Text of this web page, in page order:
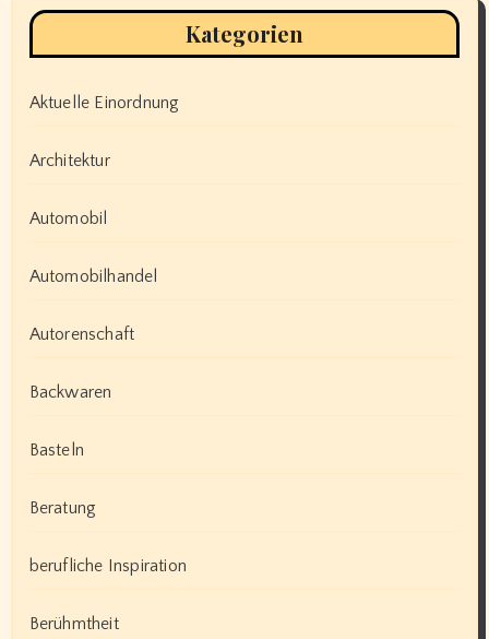
Kategorien
Aktuelle Einordnung
Architektur
Automobil
Automobilhandel
Autorenschaft
Backwaren
Basteln
Beratung
berufliche Inspiration
Berühmtheit